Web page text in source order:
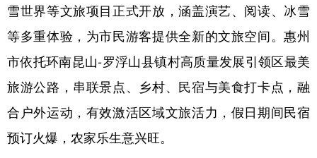
雪世界等文旅项目正式开放，涵盖演艺、阅读、冰雪
等多重体验，为市民游客提供全新的文旅空间。惠州
市依托环南昆山-罗浮山县镇村高质量发展引领区最美
旅游公路，串联景点、乡村、民宿与美食打卡点，融
合户外运动，有效激活区域文旅活力，假日期间民宿
预订火爆，农家乐生意兴旺。